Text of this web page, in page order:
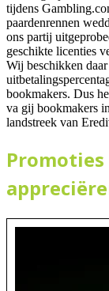
tijdens
paardenrennen
ons partij
geschikte licenties
Wij beschikken
bookmakers. Dus
va gij bookmakers
landstreek van